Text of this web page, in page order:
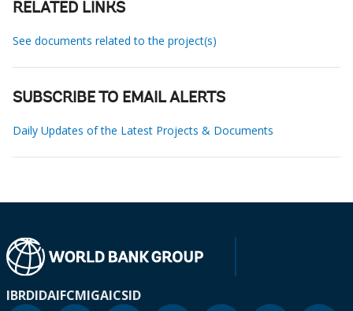
RELATED LINKS
See documents related to the project(s)
SUBSCRIBE TO EMAIL ALERTS
Daily Updates of the Latest Projects & Documents
IBRDIDAIFCMIGAICSID